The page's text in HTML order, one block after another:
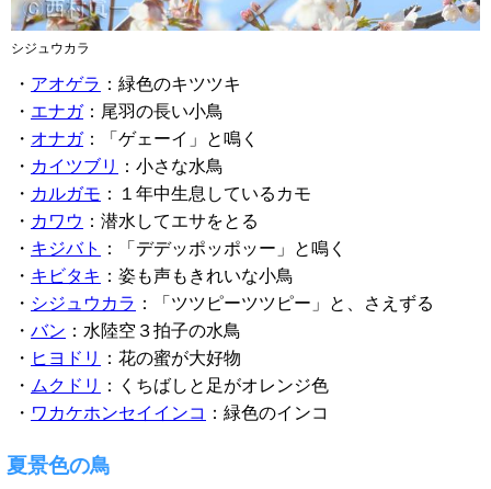
・ アオゲラ ：緑色のキツツキ
・ エナガ：尾羽の長い小鳥
・ オナガ：「ゲェーイ」と鳴く
・ カイツブリ
：小さな水鳥
・ カルガモ ：１年中生息しているカモ
・ カワウ ：潜水してエサをとる
・ キジバト
：「デデッポッポッー」と鳴く
・ キビタキ ：姿も声もきれいな小鳥
・ シジュウカラ ：「ツツピーツツピー」と、さえずる
・ バン ：水陸空３拍子の水鳥
・ ヒヨドリ
：花の蜜が大好物
・ ムクドリ
：くちばしと足がオレンジ色
・ ワカケホンセイインコ ：緑色のインコ
シジュウカラ
夏景色の鳥